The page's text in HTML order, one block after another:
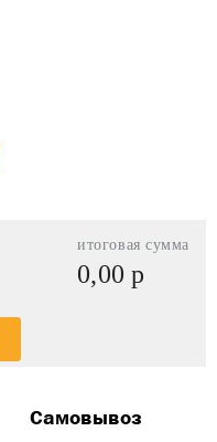
итоговая сумма
0,00р
Самовывоз